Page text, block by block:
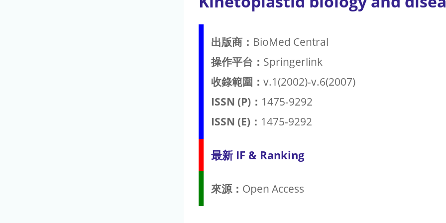
出版商： BioMed Central
操作平台： Springerlink
收錄範圍： v.1(2002)-v.6(2007)
ISSN (P)： 1475-9292
ISSN (E)： 1475-9292
最新 IF & Ranking
來源： Open Access